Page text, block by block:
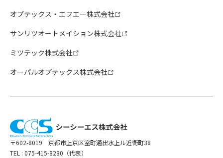
オプテックス・エフエー株式会社
サンリツオートメイション株式会社
ミツテック株式会社
オーパルオプテックス株式会社
〒602-8019 京都市上京区室町通出水上ル近衛町38
TEL : 075-415-8280（代表）